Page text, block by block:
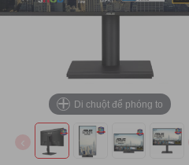
+ Di chuột để phóng to
‹